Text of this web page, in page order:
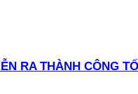
RA THÀNH CÔNG